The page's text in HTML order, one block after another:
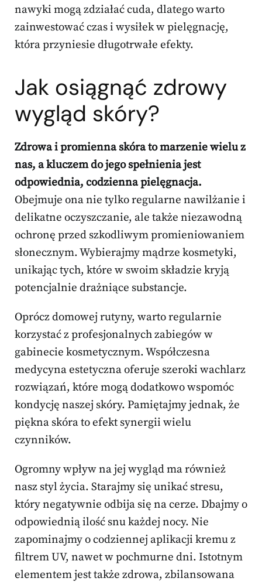
nawyki mogą zdziałać cuda, dlatego warto
zainwestować czas i wysiłek w pielęgnację,
która przyniesie długotrwałe efekty.
Jak osiągnąć zdrowy
wygląd skóry?
Zdrowa i promienna skóra to marzenie wielu z
nas, a kluczem do jego spełnienia jest
odpowiednia, codzienna pielęgnacja.
Obejmuje ona nie tylko regularne nawilżanie i
delikatne oczyszczanie, ale także niezawodną
ochronę przed szkodliwym promieniowaniem
słonecznym. Wybierajmy mądrze kosmetyki,
unikając tych, które w swoim składzie kryją
potencjalnie drażniące substancje.
Oprócz domowej rutyny, warto regularnie
korzystać z profesjonalnych zabiegów w
gabinecie kosmetycznym. Współczesna
medycyna estetyczna oferuje szeroki wachlarz
rozwiązań, które mogą dodatkowo wspomóc
kondycję naszej skóry. Pamiętajmy jednak, że
piękna skóra to efekt synergii wielu
czynników.
Ogromny wpływ na jej wygląd ma również
nasz styl życia. Starajmy się unikać stresu,
który negatywnie odbija się na cerze. Dbajmy o
odpowiednią ilość snu każdej nocy. Nie
zapominajmy o codziennej aplikacji kremu z
filtrem UV, nawet w pochmurne dni. Istotnym
elementem jest także zdrowa, zbilansowana